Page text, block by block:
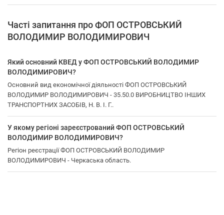
Часті запитання про ФОП ОСТРОВСЬКИЙ
ВОЛОДИМИР ВОЛОДИМИРОВИЧ
Який основний КВЕД у ФОП ОСТРОВСЬКИЙ ВОЛОДИМИР
ВОЛОДИМИРОВИЧ?
Основний вид економічної діяльності ФОП ОСТРОВСЬКИЙ
ВОЛОДИМИР ВОЛОДИМИРОВИЧ - 35.50.0 ВИРОБНИЦТВО ІНШИХ
ТРАНСПОРТНИХ ЗАСОБІВ, Н. В. І. Г..
У якому регіоні зареєстрований ФОП ОСТРОВСЬКИЙ
ВОЛОДИМИР ВОЛОДИМИРОВИЧ?
Регіон реєстрації ФОП ОСТРОВСЬКИЙ ВОЛОДИМИР
ВОЛОДИМИРОВИЧ - Черкаська область.